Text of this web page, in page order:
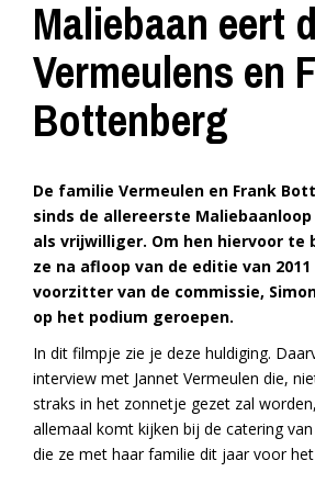
Maliebaan eert
Vermeulens en
Bottenberg
De familie Vermeulen en Frank
sinds de allereerste
als vrijwilliger. Om hen hiervoor te
ze na afloop van de editie van 2011
voorzitter van de commissie,
op het podium geroepen.
In dit filmpje zie je deze huldiging.
interview met Jannet Vermeulen die,
straks in het zonnetje gezet zal
allemaal komt kijken bij de catering
die ze met haar familie dit jaar voor